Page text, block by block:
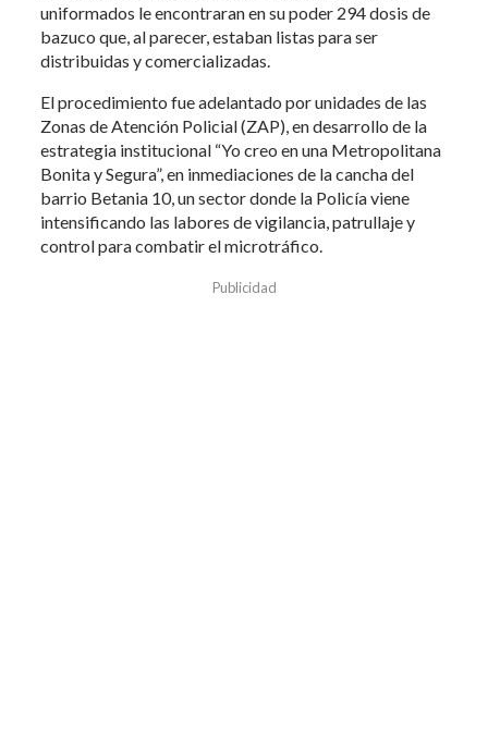
uniformados le encontraran en su poder 294 dosis de
bazuco que, al parecer, estaban listas para ser
distribuidas y comercializadas.
El procedimiento fue adelantado por unidades de las
Zonas de Atención Policial (ZAP), en desarrollo de la
estrategia institucional “Yo creo en una Metropolitana
Bonita y Segura”, en inmediaciones de la cancha del
barrio Betania 10, un sector donde la Policía viene
intensificando las labores de vigilancia, patrullaje y
control para combatir el microtráfico.
Publicidad